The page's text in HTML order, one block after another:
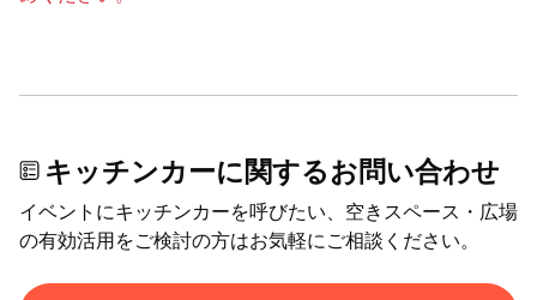
キッチンカーに関するお問い合わせ
イベントにキッチンカーを呼びたい、空きスペース・広場
の有効活用をご検討の方はお気軽にご相談ください。